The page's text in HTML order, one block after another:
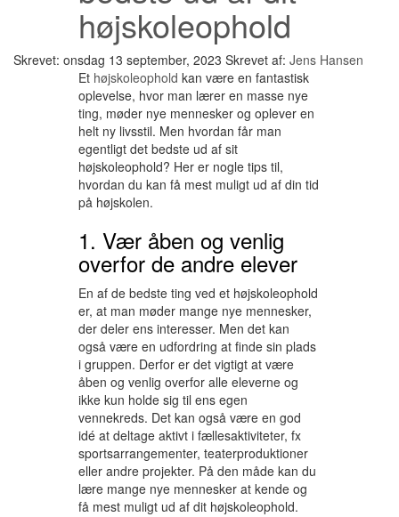
højskoleophold
Skrevet: onsdag 13 september, 2023 Skrevet af: Jens Hansen
Et højskoleophold kan være en fantastisk
oplevelse, hvor man lærer en masse nye
ting, møder nye mennesker og oplever en
helt ny livsstil. Men hvordan får man
egentligt det bedste ud af sit
højskoleophold? Her er nogle tips til,
hvordan du kan få mest muligt ud af din tid
på højskolen.
1. Vær åben og venlig
overfor de andre elever
En af de bedste ting ved et højskoleophold
er, at man møder mange nye mennesker,
der deler ens interesser. Men det kan
også være en udfordring at finde sin plads
i gruppen. Derfor er det vigtigt at være
åben og venlig overfor alle eleverne og
ikke kun holde sig til ens egen
vennekreds. Det kan også være en god
idé at deltage aktivt i fællesaktiviteter, fx
sportsarrangementer, teaterproduktioner
eller andre projekter. På den måde kan du
lære mange nye mennesker at kende og
få mest muligt ud af dit højskoleophold.